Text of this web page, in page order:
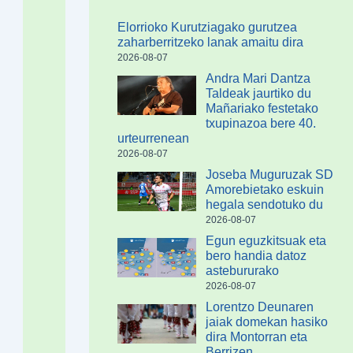
Elorrioko Kurutziagako gurutzea
zaharberritzeko lanak amaitu dira
2026-08-07
Andra Mari Dantza
Taldeak jaurtiko du
Mañariako festetako
txupinazoa bere 40.
urteurrenean
2026-08-07
Joseba Muguruzak SD
Amorebietako eskuin
hegala sendotuko du
2026-08-07
Egun eguzkitsuak eta
bero handia datoz
astebururako
2026-08-07
Lorentzo Deunaren
jaiak domekan hasiko
dira Montorran eta